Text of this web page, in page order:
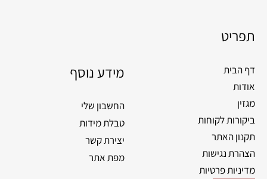
b
o
k
a
r
a
m
תפריט
דף הבית
אודות
מגזין
ביקורות לקוחות
תקנון האתר
הצהרת נגישות
מדיניות פרטיות
מידע נוסף
החשבון שלי
טבלת מידות
יצירת קשר
מפת אתר